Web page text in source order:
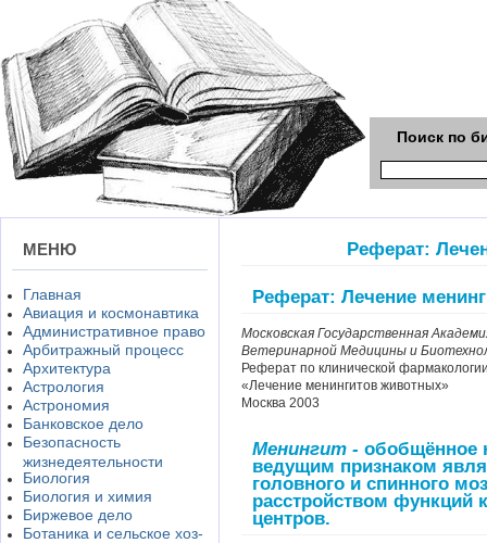
Поиск по
МЕНЮ
Главная
Авиация и космонавтика
Административное право
Арбитражный процесс
Архитектура
Астрология
Астрономия
Банковское дело
Безопасность
жизнедеятельности
Биология
Биология и химия
Биржевое дело
Ботаника и сельское хоз-
Реферат:
Реферат: Лечение
Московская Государственная
Ветеринарной Медицины и
Реферат по клинической
«Лечение менингитов животных»
Москва 2003
Менингит - обобщённое
ведущим признаком
головного и спинного
расстройством функций
центров.